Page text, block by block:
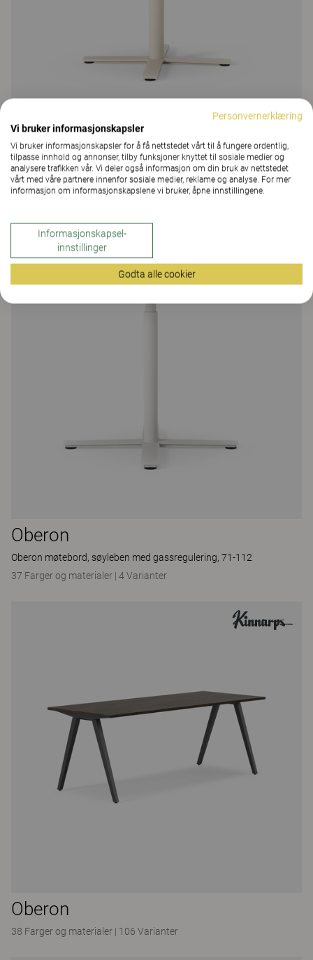
Oberon
Oberon møtebord, søyleben 74
Oberon
Oberon møtebord, søyleben med gassregulering, 71-112
37 Farger og materialer | 4 Varianter
Oberon
38 Farger og materialer | 106 Varianter
Personvernerklæring
Vi bruker informasjonskapsler
Vi bruker informasjonskapsler for å få nettstedet vårt til å fungere ordentlig,
tilpasse innhold og annonser, tilby funksjoner knyttet til sosiale medier og
analysere trafikken vår. Vi deler også informasjon om din bruk av nettstedet
vårt med våre partnere innenfor sosiale medier, reklame og analyse. For mer
informasjon om informasjonskapslene vi bruker, åpne innstillingene.
Informasjonskapsel-
innstillinger
Godta alle cookier